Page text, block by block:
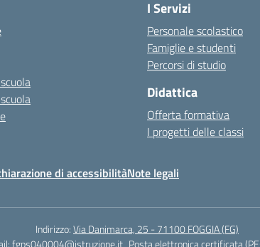
I Servizi
Personale scolastico
Famiglie e studenti
Percorsi di studio
Didattica
Offerta formativa
I progetti delle classi
di accessibilitàNote legali
Indirizzo:Via Danimarca, 25 - 71100 FOGGIA (FG)
fgps040004@istruzione.it Posta elettronica certificata